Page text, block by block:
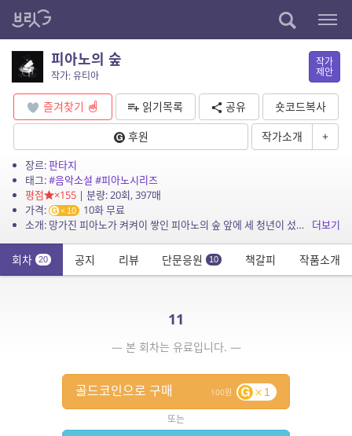
피아노의 숲
작가: 유티아
작가
제안
즐겨찾기 읽기목록 공유
숏코드복사
후원
작가소개 +
장르:판타지
태그:#음악소설 #피아노시리즈
평점
×155| 분량: 20회, 397매
가격:
10
10화 무료
소개: 망가진 피아노가 켜켜이 쌓인 피아노의 숲 앞에 세 청년이 섰다. 명문가 윈슬렛 가문의 막내아들인 요슈아, 쟈크 공방의 장자인 라디안, 그리고 음악하인이었던 아반. 그들은 어떠한 꿈...
더보기
회차 20 공지 리뷰 단문응원 10 책갈피 작품소개
11
— 본 회차는 유료입니다. —
100 1
골드코인으로 구매
또는